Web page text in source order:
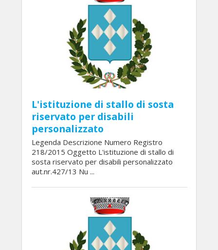
L'istituzione di stallo di sosta
riservato per disabili
personalizzato
Legenda Descrizione Numero Registro
218/2015 Oggetto L'istituzione di stallo di
sosta riservato per disabili personalizzato
aut.nr.427/13 Nu ...